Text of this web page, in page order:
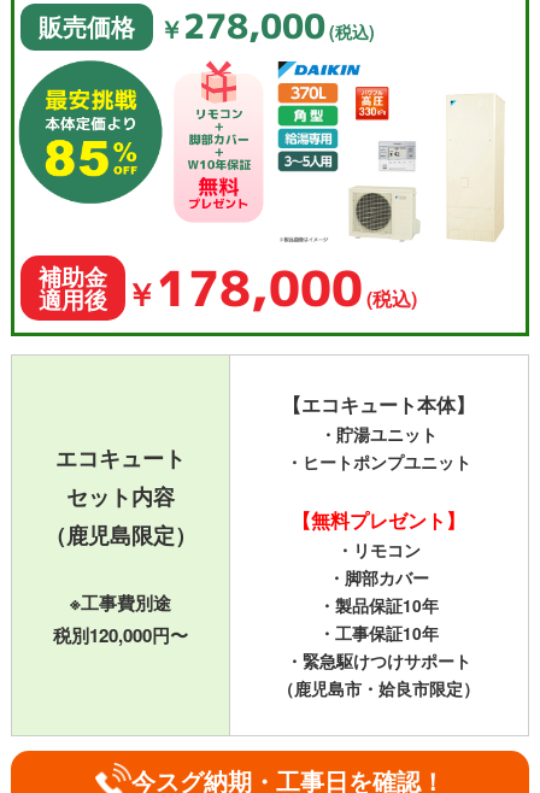
販売価格 ￥278,000(税込)
補助金
適用後 ￥178,000(税込)
エコキュート
セット内容
（鹿児島限定）
※工事費別途
税別120,000円〜
【エコキュート本体】
・貯湯ユニット
・ヒートポンプユニット
【無料プレゼント】
・リモコン
・脚部カバー
・製品保証10年
・工事保証10年
・緊急駆けつけサポート
（鹿児島市・姶良市限定）
今スグ納期・工事日を確認！